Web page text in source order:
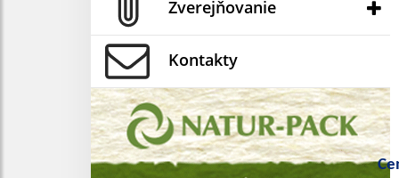
Zverejňovanie
Kontakty